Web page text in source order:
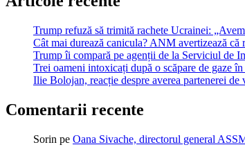
Trump refuză să trimită rachete Ucrainei:
Cât mai durează canicula? ANM avertizează
Trump îi compară pe agenții de la Serviciul de
Trei oameni intoxicați după o scăpare de gaze
Ilie Bolojan, reacție despre averea partenerei de
Comentarii recente
Sorin pe Oana Sivache, directorul general